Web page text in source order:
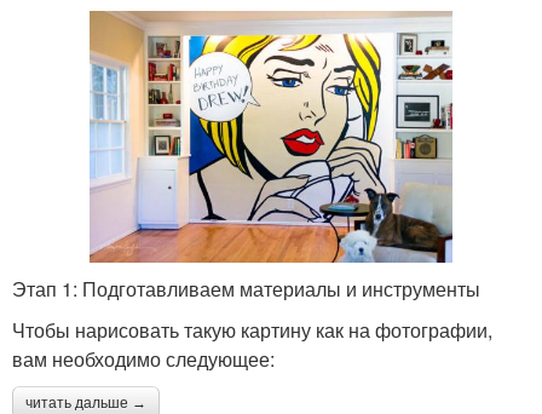
Этап 1: Подготавливаем материалы и инструменты
Чтобы нарисовать такую картину как на фотографии,
вам необходимо следующее:
читать дальше →